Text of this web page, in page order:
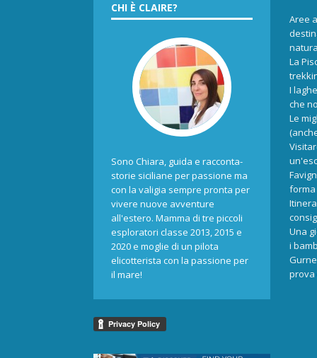
CHI È CLAIRE?
Sono Chiara, guida e racconta-
storie siciliane per passione ma
con la valigia sempre pronta per
vivere nuove avventure
all'estero. Mamma di tre piccoli
esploratori classe 2013, 2015 e
2020 e moglie di un pilota
elicotterista con la passione per
il mare!
Aree
natura
La
I
che
Le
Una
i
prova